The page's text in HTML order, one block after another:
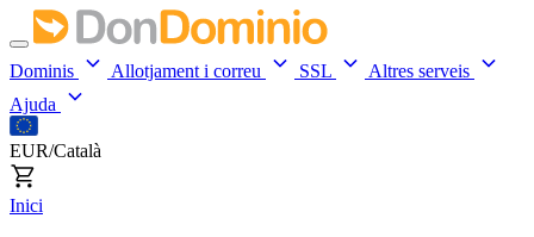
Dominis Allotjament i correu SSL
Altres serveis
Ajuda
EUR/Català
Inici